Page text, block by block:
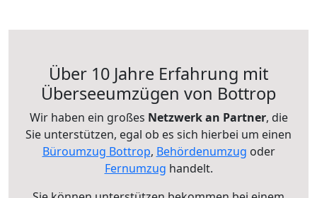
Über 10 Jahre Erfahrung mit
Überseeumzügen von Bottrop
Wir haben ein großes Netzwerk an Partner, die
Sie unterstützen, egal ob es sich hierbei um einen
Büroumzug Bottrop, Behördenumzug oder
Fernumzug handelt.